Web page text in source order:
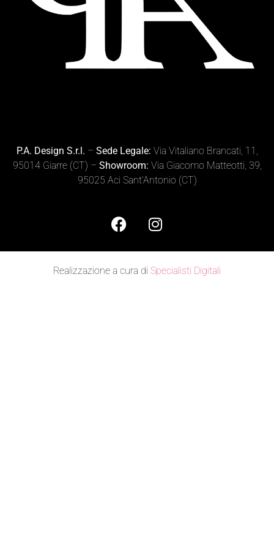
P.A. Design S.r.l. – Sede Legale: Via Vitaliano Brancati, 11,
95014 Giarre (CT) – Showroom: Via Giacomo Matteotti, 39,
95025 Aci Sant’Antonio (CT)
Realizzazione a cura di Specialisti Digitali